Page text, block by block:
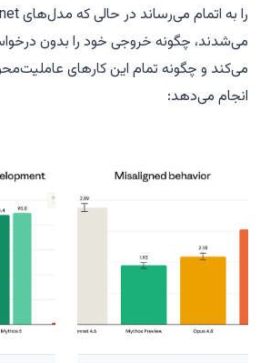
می‌شدند، چگونه خروجی خود را بدون
می‌کند و چگونه تمام این کارهای
انجام می‌دهد: